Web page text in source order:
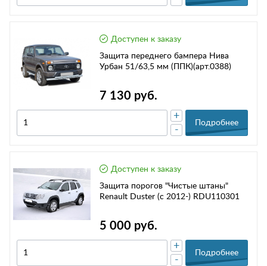
Доступен к заказу
Защита переднего бампера Нива
Урбан 51/63,5 мм (ППК)(арт.0388)
7 130 руб.
-
+
Подробнее
Доступен к заказу
Защита порогов "Чистые штаны"
Renault Duster (с 2012-) RDU110301
5 000 руб.
-
+
Подробнее